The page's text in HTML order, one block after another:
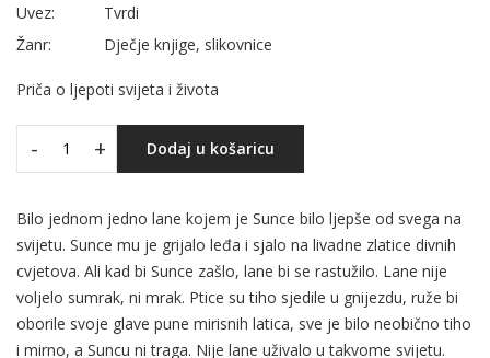
Uvez:
Tvrdi
Žanr:
Dječje knjige, slikovnice
Priča o ljepoti svijeta i života
- + Dodaj u košaricu
Bilo jednom jedno lane kojem je Sunce bilo ljepše od svega na
svijetu. Sunce mu je grijalo leđa i sjalo na livadne zlatice divnih
cvjetova. Ali kad bi Sunce zašlo, lane bi se rastužilo. Lane nije
voljelo sumrak, ni mrak. Ptice su tiho sjedile u gnijezdu, ruže bi
oborile svoje glave pune mirisnih latica, sve je bilo neobično tiho
i mirno, a Suncu ni traga. Nije lane uživalo u takvome svijetu.